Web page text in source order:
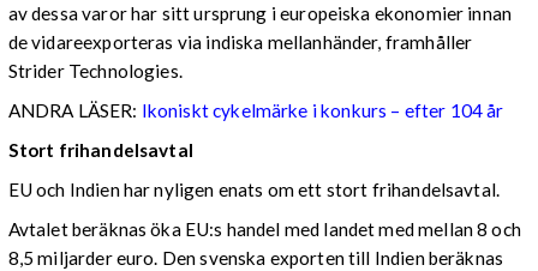
av dessa varor har sitt ursprung i europeiska ekonomier innan
de vidareexporteras via indiska mellanhänder, framhåller
Strider Technologies.
ANDRA LÄSER: Ikoniskt cykelmärke i konkurs – efter 104 år
Stort frihandelsavtal
EU och Indien har nyligen enats om ett stort frihandelsavtal.
Avtalet beräknas öka EU:s handel med landet med mellan 8 och
8,5 miljarder euro. Den svenska exporten till Indien beräknas